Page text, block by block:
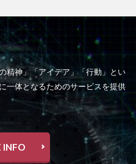
精神」「アイデア」「行動」とい
一体となるためのサービスを提供
INFO